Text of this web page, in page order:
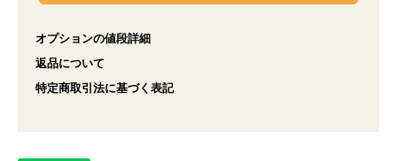
オプションの値段詳細
返品について
特定商取引法に基づく表記